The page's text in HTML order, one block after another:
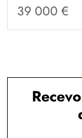
39 000 €